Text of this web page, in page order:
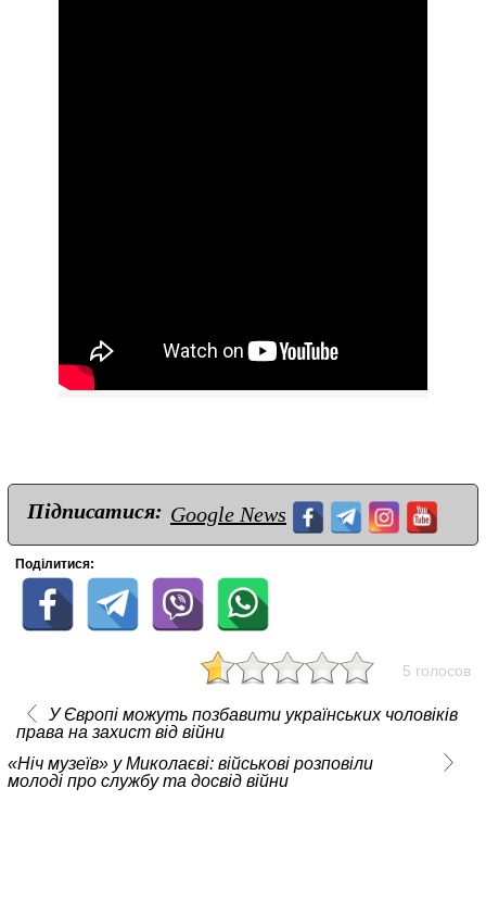
Підписатися: Google News
Поділитися:
5 голосов
У Європі можуть позбавити українських чоловіків
права на захист від війни
«Ніч музеїв» у Миколаєві: військові розповіли
молоді про службу та досвід війни